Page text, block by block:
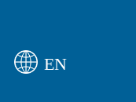
EN